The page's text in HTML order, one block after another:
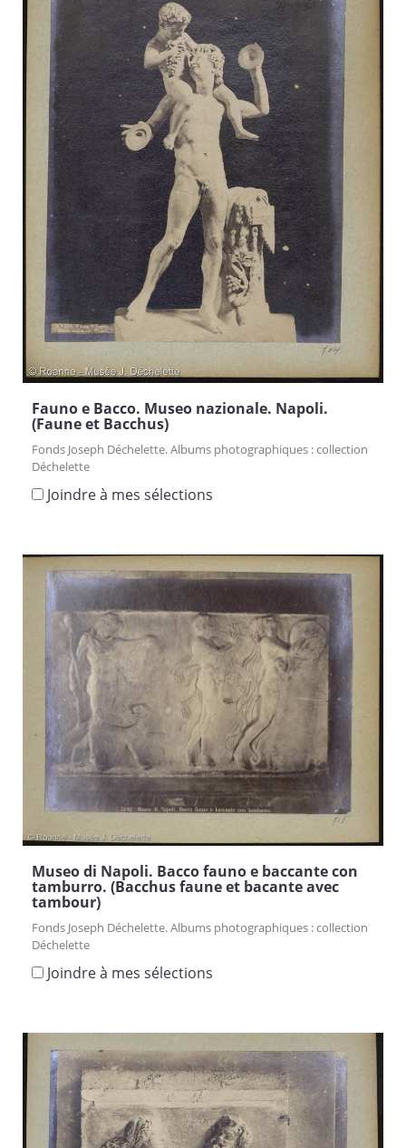
Fauno e Bacco. Museo nazionale. Napoli.
(Faune et Bacchus)
Fonds Joseph Déchelette. Albums photographiques : collection
Déchelette
Joindre à mes sélections
Museo di Napoli. Bacco fauno e baccante con
tamburro. (Bacchus faune et bacante avec
tambour)
Fonds Joseph Déchelette. Albums photographiques : collection
Déchelette
Joindre à mes sélections